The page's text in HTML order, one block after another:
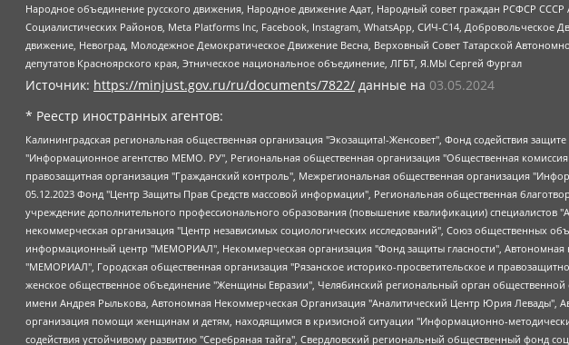
Народное объединение русского движения, Народное движение Адат, Народный совет граждан РСФСР
Социалистических Районов, Meta Platforms Inc, Facebook, Instagram, WhatsApp, СИЧ-С14, Добровольческое
движение, Невоград, Молодежное Демократическое Движение Весна, Верховный Совет Татарской
депутатов Красноярского края, Этническое национальное объединение, ЛГБТ, Я.МЫ Сергей Фургал
Источник: https://minjust.gov.ru/ru/documents/7822/ данные на 03.05.2024
* Реестр иностранных агентов:
Калининградская региональная общественная организация "Экозащита!-Женсовет", Фонд содействия защите прав и свобод граждан "Общественный вердикт", Фонд "Институт Развития Свободы Информации", Частное учреждение "Информационное агентство МЕМО. РУ", Региональная общественная организация "Общественная комиссия по сохранению наследия академика Сахарова", Фонд поддержки свободы прессы, Санкт-Петербургская общественная правозащитная организация "Гражданский контроль", Межрегиональная общественная организация "Информационно-просветительский центр "Мемориал", Региональный Фонд "Центр Защиты Прав Средств Массовой Информации", с 05.12.2023 Фонд "Центр Защиты Прав Средств массовой информации", Региональная общественная благотворительная организация помощи беженцам и мигрантам "Гражданское содействие", Негосударственное образовательное учреждение дополнительного профессионального образования (повышение квалификации) специалистов "АКАДЕМИЯ ПО ПРАВАМ ЧЕЛОВЕКА", Свердловская региональная общественная организация "Сутяжник", Автономная некоммерческая организация "Центр независимых социологических исследований", Союз общественных объединений "Российский исследовательский центр по правам человека", Региональное общественное учреждение научно-информационный центр "МЕМОРИАЛ", Некоммерческая организация "Фонд защиты гласности", Автономная некоммерческая организация "Институт прав человека", Городская общественная организация "Екатеринбургское общество "МЕМОРИАЛ", Городская общественная организация "Рязанское историко-просветительское и правозащитное общество "Мемориал" (Рязанский Мемориал), Челябинский региональный орган общественной самодеятельности – женское общественное объединение "Женщины Евразии", Челябинский региональный орган общественной самодеятельности "Уральская правозащитная группа", Фонд содействия защите здоровья и социальной справедливости имени Андрея Рылькова, Автономная Некоммерческая Организация "Аналитический Центр Юрия Левады", Автономная некоммерческая организация социальной поддержки населения "Проект Апрель", Региональная общественная организация помощи женщинам и детям, находящимся в кризисной ситуации "Информационно-методический центр "Анна", Фонд содействия развитию массовых коммуникаций и правовому просвещению "Так-так-Так", Фонд содействия устойчивому развитию "Серебряная тайга", Свердловский региональный общественный фонд социальных проектов "Новое время", "Idel.Реалии", Кавказ.Реалии, Крым.Реалии, Телеканал Настоящее Время, Татаро-башкирская служба Радио Свобода (Azatliq Radiosi), Радио Свободная Европа/Радио Свобода (PCE/PC), "Сибирь.Реалии", "Фактограф", Благотворительный фонд помощи осужденным и их семьям, Автономная некоммерческая организация "Институт глобализации и социальных движений", Фонд "В защиту прав заключенных", Частное учреждение "Центр поддержки и содействия развитию средств массовой информации", Пензенский региональный общественный благотворительный фонд "Гражданский союз", "Север.Реалии", Некоммерческая организация Фонд "Правовая инициатива", Общество с ограниченной ответственностью "Радио Свободная Европа/Радио Свобода", Чешское информационное агентство "MEDIUM-ORIENT", Красноярская региональная общественная организация "Мы против СПИДа", Камалягин Денис Николаевич, Маркелов Сергей Евгеньевич, Пономарев Лев Александрович, Савицкая Людмила Алексеевна, Автономная некоммерческая организация "Центр по работе с проблемой насилия "НАСИЛИЮ.НЕТ", Межрегиональный профессиональный союз работников здравоохранения "Альянс врачей", Юридическое лицо, зарегистрированное в Латвийской Республике, SIA "Medusa Project" (регистрационный номер 40103797863, дата регистрации 10.06.2014), Некоммерческая организация "Фонд по борьбе с коррупцией", Автономная некоммерческая организация "Институт права и публичной политики", Баданин Роман Сергеевич, Гликин Максим Александрович, Железнова Мария Михайловна, Лукьянова Юлия Сергеевна, Маетная Елизавета Витальевна, Маняхин Петр Борисович, Чуракова Ольга Владимировна, Ярош Юлия Петровна, Юридическое лицо "The Insider SIA", зарегистрированное в Риге, Латвийская Республика (дата регистрации 26.06.2015), являющееся администратором доменного имени интернет-издания "The Insider SIA", https://theins.ru, Постернак Алексей Евгеньевич, Рубин Михаил Аркадьевич, Анин Роман Александрович, Юридическое лицо Istories fonds, зарегистрированное в Латвийской Республике (регистрационный номер 50008295751, дата регистрации 24.02.2020), Великовский Дмитрий Александрович, Долинина Ирина Николаевна, Мароховская Алеся Алексеевна, Шлейнов Роман Юрьевич, Шмагун Олеся Валентиновна, Общество с ограниченной ответственностью "Альтаир